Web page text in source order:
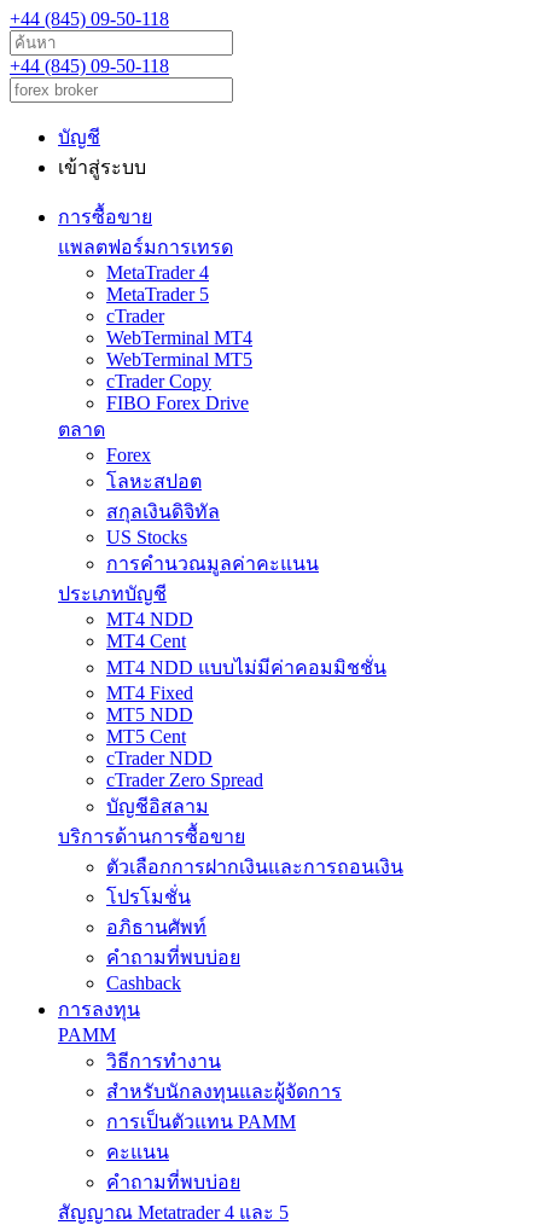
+44 (845) 09-50-118
+44 (845) 09-50-118
บัญชี
เข้าสู่ระบบ
การซื้อขาย
แพลตฟอร์มการเทรด
MetaTrader 4
MetaTrader 5
cTrader
WebTerminal MT4
WebTerminal MT5
cTrader Copy
FIBO Forex Drive
ตลาด
Forex
โลหะสปอต
สกุลเงินดิจิทัล
US Stocks
การคำนวณมูลค่าคะแนน
ประเภทบัญชี
MT4 NDD
MT4 Cent
MT4 NDD แบบไม่มีค่าคอมมิชชั่น
MT4 Fixed
MT5 NDD
MT5 Cent
cTrader NDD
cTrader Zero Spread
บัญชีอิสลาม
บริการด้านการซื้อขาย
ตัวเลือกการฝากเงินและการถอนเงิน
โปรโมชั่น
อภิธานศัพท์
คำถามที่พบบ่อย
Cashback
การลงทุน
PAMM
วิธีการทำงาน
สำหรับนักลงทุนและผู้จัดการ
การเป็นตัวแทน PAMM
คะแนน
คำถามที่พบบ่อย
สัญญาณ Metatrader 4 และ 5